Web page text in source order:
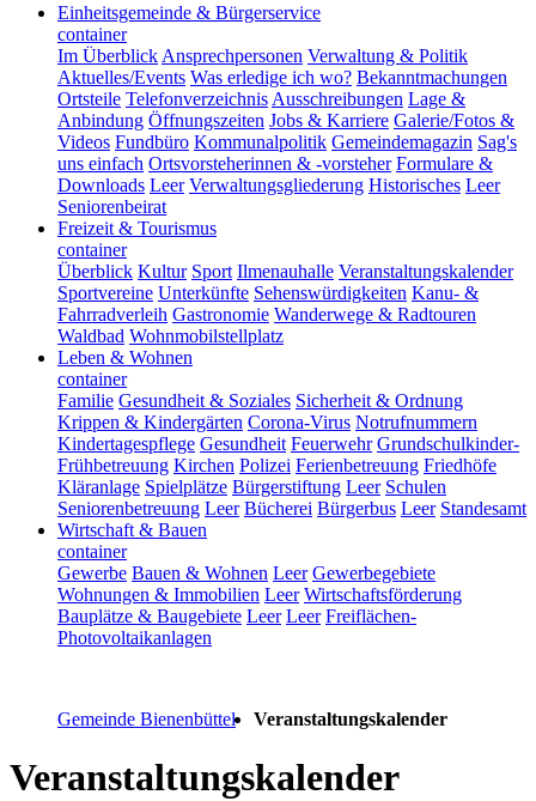
Einheitsgemeinde & Bürgerservice
container
Im Überblick Ansprechpersonen Verwaltung & Politik
Aktuelles/Events Was erledige ich wo? Bekanntmachungen
Ortsteile Telefonverzeichnis Ausschreibungen Lage &
Anbindung Öffnungszeiten Jobs & Karriere Galerie/Fotos &
Videos Fundbüro Kommunalpolitik Gemeindemagazin Sag's
uns einfach Ortsvorsteherinnen & -vorsteher Formulare &
Downloads Leer Verwaltungsgliederung Historisches Leer
Seniorenbeirat
Freizeit & Tourismus
container
Überblick Kultur Sport Ilmenauhalle Veranstaltungskalender
Sportvereine Unterkünfte Sehenswürdigkeiten Kanu- &
Fahrradverleih Gastronomie Wanderwege & Radtouren
Waldbad Wohnmobilstellplatz
Leben & Wohnen
container
Familie Gesundheit & Soziales Sicherheit & Ordnung
Krippen & Kindergärten Corona-Virus Notrufnummern
Kindertagespflege Gesundheit Feuerwehr Grundschulkinder-
Frühbetreuung Kirchen Polizei Ferienbetreuung Friedhöfe
Kläranlage Spielplätze Bürgerstiftung Leer Schulen
Seniorenbetreuung Leer Bücherei Bürgerbus Leer Standesamt
Wirtschaft & Bauen
container
Gewerbe Bauen & Wohnen Leer Gewerbegebiete
Wohnungen & Immobilien Leer Wirtschaftsförderung
Bauplätze & Baugebiete Leer Leer Freiflächen-
Photovoltaikanlagen
Gemeinde Bienenbüttel Veranstaltungskalender
Veranstaltungskalender